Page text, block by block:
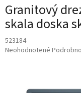
Granitový
skala doska
523184
Priemerné
Neohodnotené